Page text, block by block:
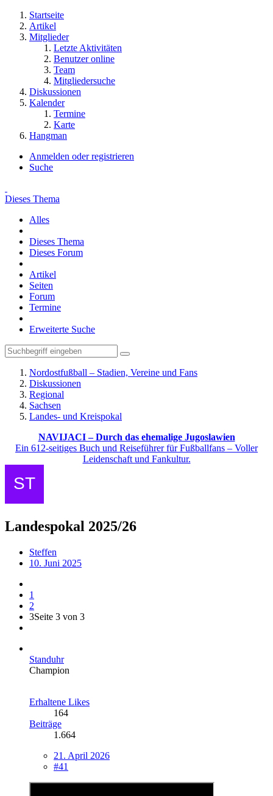
Startseite
Artikel
Mitglieder
Letzte Aktivitäten
Benutzer online
Team
Mitgliedersuche
Diskussionen
Kalender
Termine
Karte
Hangman
Anmelden oder registrieren
Suche
Dieses Thema
Alles
Dieses Thema
Dieses Forum
Artikel
Seiten
Forum
Termine
Erweiterte Suche
Nordostfußball – Stadien, Vereine und Fans
Diskussionen
Regional
Sachsen
Landes- und Kreispokal
NAVIJACI – Durch das ehemalige Jugoslawien
Ein 612-seitiges Buch und Reiseführer für Fußballfans – Voller
Leidenschaft und Fankultur.
Landespokal 2025/26
Steffen
10. Juni 2025
1
2
3Seite 3 von 3
Standuhr
Champion
Erhaltene Likes
164
Beiträge
1.664
21. April 2026
#41